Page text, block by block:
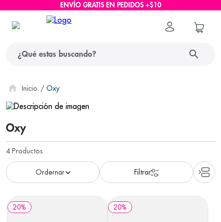
ENVÍO GRATIS EN PEDIDOS +$10
Oxy
Oxy
4Productos
20% 20%
términos más buscados
1. protector solar
2
3
4. cerave
6. shampoo
7.